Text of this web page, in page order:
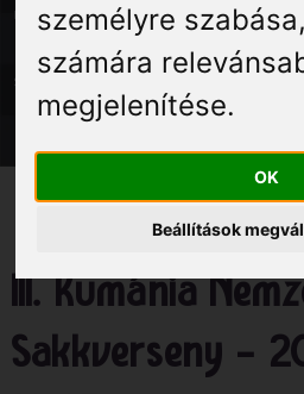
személyre szabása,
számára
megjelenítése.
OK
Beállítások
Galéria
III. Kumánia
Sakkverseny –